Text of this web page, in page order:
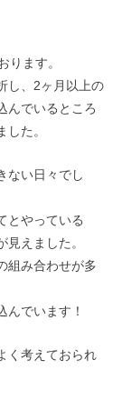
ります。
し、2ヶ月以上の
んでいるところ
た。
ない日々でし
とやっている
えました。
組み合わせが多
んでいます！
く考えておられ